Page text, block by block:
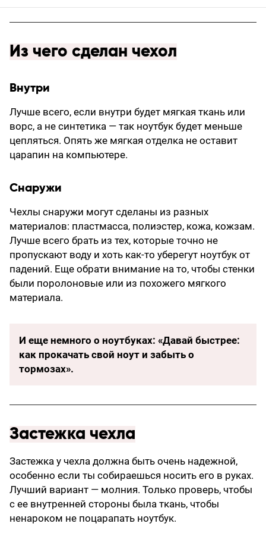
Из чего сделан чехол
Внутри
Лучше всего, если внутри будет мягкая ткань или
ворс, а не синтетика — так ноутбук будет меньше
цепляться. Опять же мягкая отделка не оставит
царапин на компьютере.
Снаружи
Чехлы снаружи могут сделаны из разных
материалов: пластмасса, полиэстер, кожа, кожзам.
Лучше всего брать из тех, которые точно не
пропускают воду и хоть как-то уберегут ноутбук от
падений. Еще обрати внимание на то, чтобы стенки
были поролоновые или из похожего мягкого
материала.
И еще немного о ноутбуках: «Давай быстрее:
как прокачать свой ноут и забыть о
тормозах».
Застежка чехла
Застежка у чехла должна быть очень надежной,
особенно если ты собираешься носить его в руках.
Лучший вариант — молния. Только проверь, чтобы
с ее внутренней стороны была ткань, чтобы
ненароком не поцарапать ноутбук.